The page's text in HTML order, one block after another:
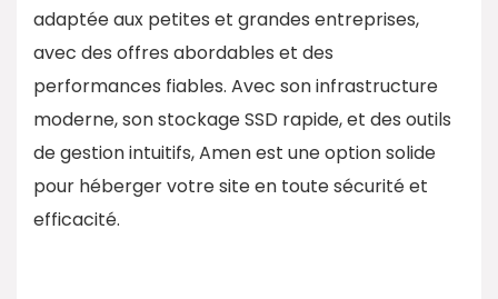
adaptée aux petites et grandes entreprises,
avec des offres abordables et des
performances fiables. Avec son infrastructure
moderne, son stockage SSD rapide, et des outils
de gestion intuitifs, Amen est une option solide
pour héberger votre site en toute sécurité et
efficacité.